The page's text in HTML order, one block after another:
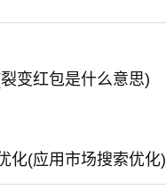
变红包是什么意思)
化(应用市场搜索优化)